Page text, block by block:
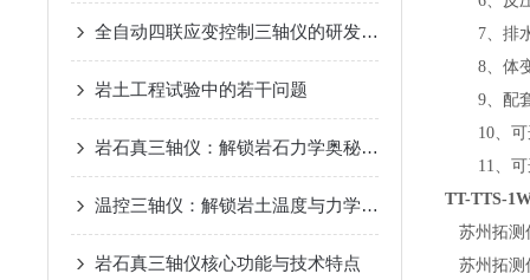
全自动四联应变控制三轴仪的研发与应用
岩土工程试验中的若干问题
岩石真三轴仪：解锁岩石力学奥秘的精密钥匙
温控三轴仪：解锁岩土温度与力学的耦合密码
岩石真三轴仪核心功能与技术特点
7、排水
8、体变
9、配套
10、可
11、可
TT-TTS-
苏州拓测
苏州拓测